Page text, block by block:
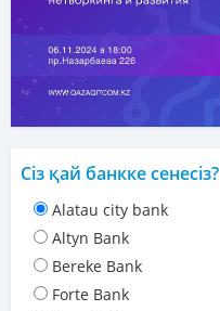
Сіз қай банкке сенесіз?
Alatau city bank
Altyn Bank
Bereke Bank
Forte Bank